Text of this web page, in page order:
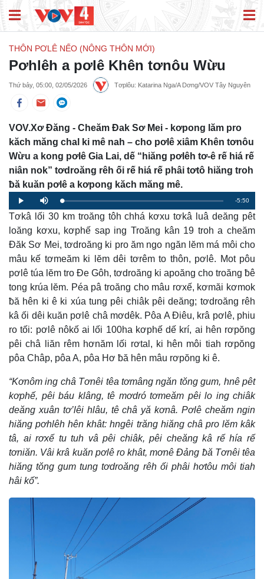
THÔN PƠLÊ NẾO (NÔNG THÔN MỚI)
Pơhlêh a pơlê Khên tơnôu Wừu
Thứ bảy, 05:00, 02/05/2026 Tơplôu: Katarina Nga/A Dơng/VOV Tây Nguyên
VOV.Xơ Đăng - Cheăm Đak Sơ Mei - kơpong lăm pro
kăch măng chal ki mê nah – cho pơlê xiâm Khên tơnôu
Wừu a kong pơlê Gia Lai, dế “hiăng pơlêh tơ-ê rế hiá rế
niân nok” tơdroăng rêh ối rế hiá rế phâi tơtô hiăng troh
ƀă kuăn pơlê a kơpong kăch măng mê.
Play Mute Loaded:
0%
Progress:
0%
Remaining
Time
-5:50
Tơkâ lối 30 km troăng tôh chhá kơxu tơkâ luâ deăng pêt
loăng kơxu, kơphế sap ing Troăng kân 19 troh a cheăm
Đăk Sơ Mei, tơdroăng ki pro ăm ngo ngăn lĕm má môi cho
mâu kế tơmeăm ki lĕm dêi tơrêm to thôn, pơlê. Mot pôu
pơlê túa lĕm tro Đe Gôh, tơdroăng ki apoăng cho troăng ƀê
tong krúa lĕm. Péa pâ troăng cho mâu rơxế, kơmăi kơmok
ƀă hên ki ê ki xúa tung pêi chiâk pêi deăng; tơdroăng rêh
kâ ối dêi kuăn pơlê châ mơdêk. Pôa A Điêu, krâ pơlê, phiu
ro tối: pơlê nôkố ai lối 100ha kơphế dế krí, ai hên rơpŏng
pêi châ liăn rêm hơnăm lối rơtal, ki hên môi tiah rơpŏng
pôa Châp, pôa A, pôa Hơ ƀă hên mâu rơpŏng ki ê.
“Kơnôm ing châ Tơnêi têa tơmâng ngăn tŏng gum, hnê pêt
kơphế, pêi báu klâng, tê mơdró tơmeăm pêi lo ing chiâk
deăng xuân tơ’lêi hlâu, tê châ yă kơnâ. Pơlê cheăm ngin
hiăng pơhlêh hên khât: hngêi trăng hiăng châ pro lĕm kâk
tâ, ai rơxế tu tuh vâ pêi chiâk, pêi cheăng kâ rế hía rế
tơniăn. Vâi krâ kuăn pơlê ro khât, mơnê Đảng ƀă Tơnêi têa
hiăng tŏng gum tung tơdroăng rêh ối phâi hơtôu môi tiah
hâi kố”.